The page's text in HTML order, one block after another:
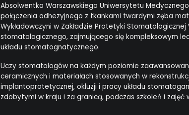
Absolwentka Warszawskiego Uniwersytetu
połączenia adhezyjnego z tkankami twardymi zęba
Wykładowczyni w Zakładzie Protetyki Stomatologicznej
stomatologicznego, zajmującego się kompleksowym
układu stomatognatycznego.
Uczy stomatologów na każdym poziomie
ceramicznych i materiałach stosowanych w
implantoprotetycznej, okluzji i pracy układu
zdobytymi w kraju i za granicą, podczas szkoleń i zajęć